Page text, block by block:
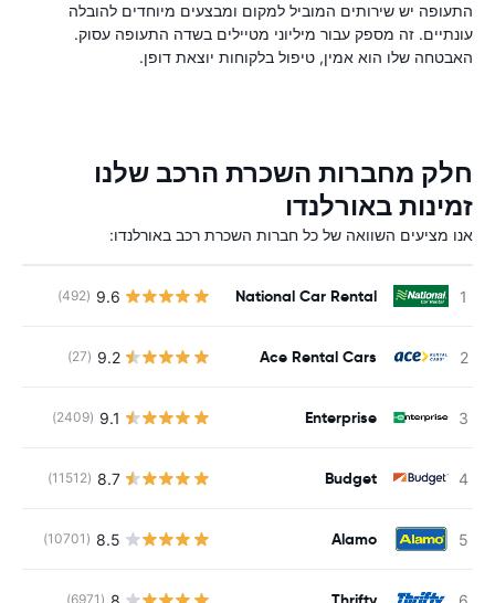
התעופה יש שירותים המוביל למקום ומבצעים מיוחדים להובלה
עונתיים. זה מספק עבור מיליוני מטיילים בשדה התעופה עסוק.
האבטחה שלו הוא אמין, טיפול בלקוחות יוצאת דופן.
חלק מחברות השכרת הרכב שלנו
זמינות באורלנדו
אנו מציעים השוואה של כל חברות השכרת רכב באורלנדו:
National Car Rental
9.6
(492)
Ace Rental Cars
9.2
(27)
Enterprise
9.1
(2409)
Budget
8.7
(11512)
Alamo
8.5
(10701)
(6971)